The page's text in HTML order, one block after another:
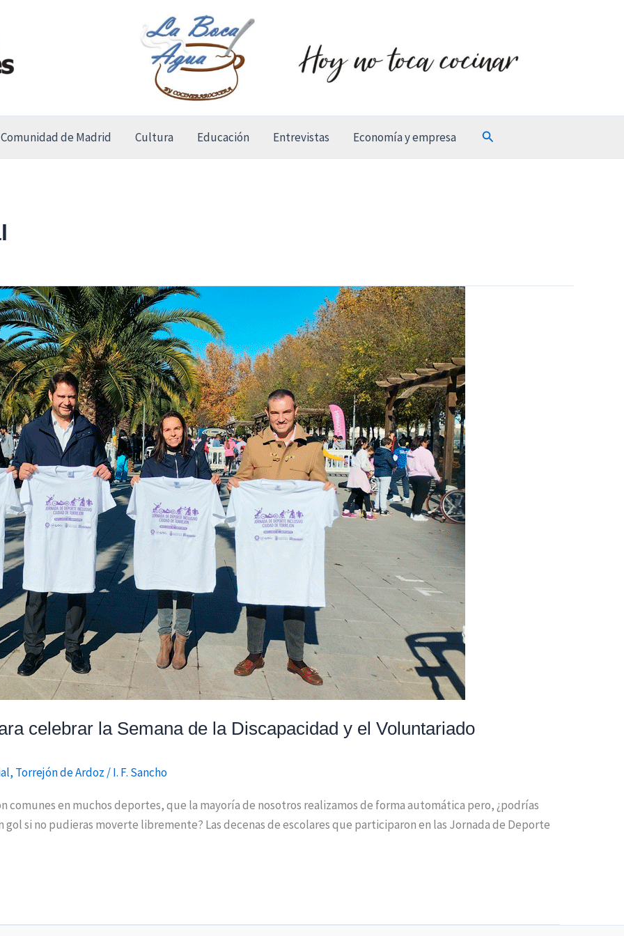
Comunidad de Madrid Cultura Educación Entrevistas Economía y empresa Buscar
celebrar la Semana de la Discapacidad y el Voluntariado
, Torrejón de Ardoz /I. F. Sancho
comunes en muchos deportes, que la mayoría de nosotros realizamos de forma automática pero, ¿podrías
si no pudieras moverte libremente? Las decenas de escolares que participaron en las Jornada de Deporte